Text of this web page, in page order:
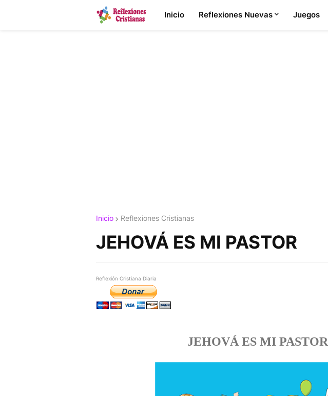
Inicio Reflexiones Nuevas Juegos
Inicio Reflexiones Cristianas
JEHOVÁ ES MI PASTOR
Reflexión Cristiana Diaria
JEHOVÁ ES MI PASTOR